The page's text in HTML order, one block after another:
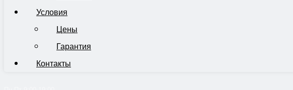
Условия
Цены
Гарантия
Контакты